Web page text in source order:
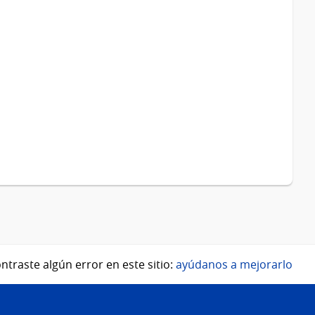
algún error en este sitio: ayúdanos a mejorarlo